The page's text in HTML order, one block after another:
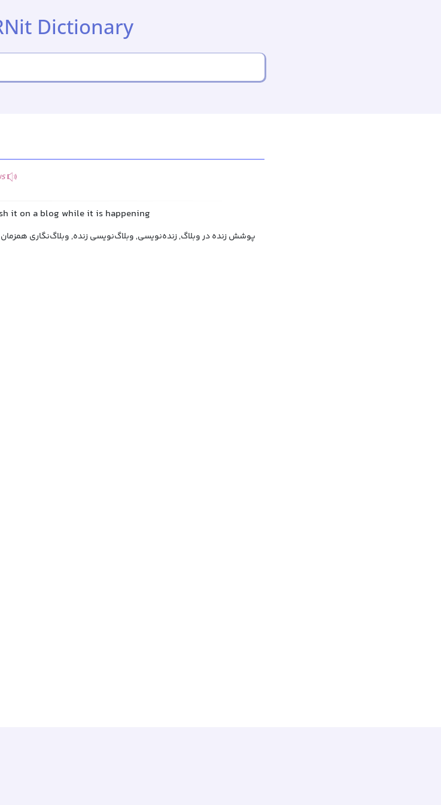
Dictionary
it on a blog while it is happening
پوشش زنده در وبلاگ, زنده‌نویسی, وبلاگ‌نویسی زنده, وبلاگ‌نگاری همزمان